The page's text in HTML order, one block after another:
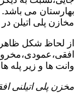
بهارستان می باشد.
مخازن پلی اتیلن
از لحاظ شکل
وانت ها و زیر پله
مخزن پلی اتیلنی